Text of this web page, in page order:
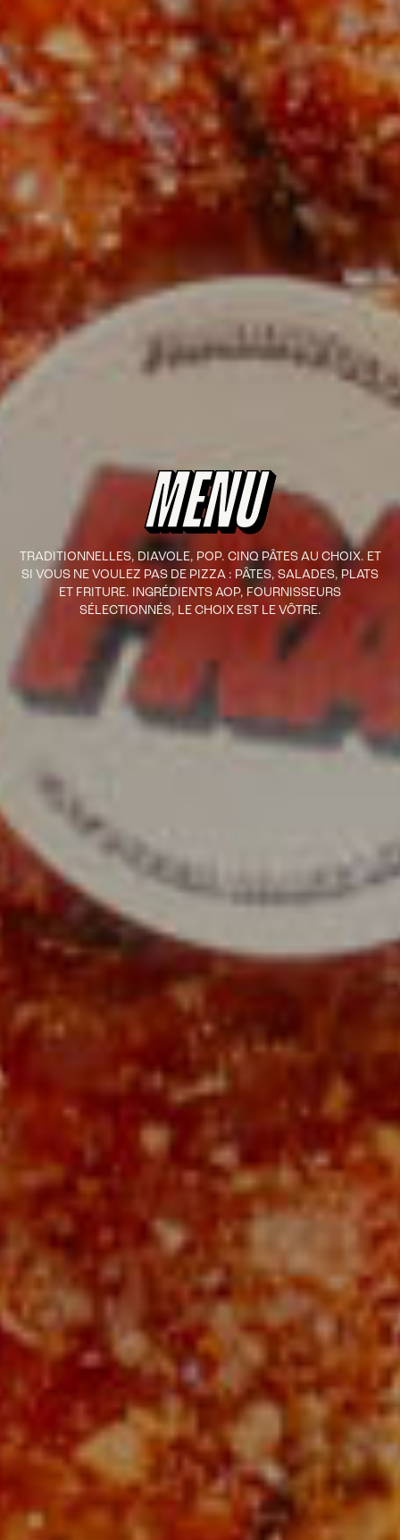
MENU
TRADITIONNELLES, DIAVOLE, POP. CINQ PÂTES AU CHOIX. ET
SI VOUS NE VOULEZ PAS DE PIZZA : PÂTES, SALADES, PLATS
ET FRITURE. INGRÉDIENTS AOP, FOURNISSEURS
SÉLECTIONNÉS, LE CHOIX EST LE VÔTRE.